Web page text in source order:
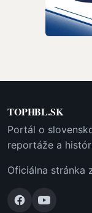
TOPHBL.SK
Portál o
reportáže a
Oficiálna stránka